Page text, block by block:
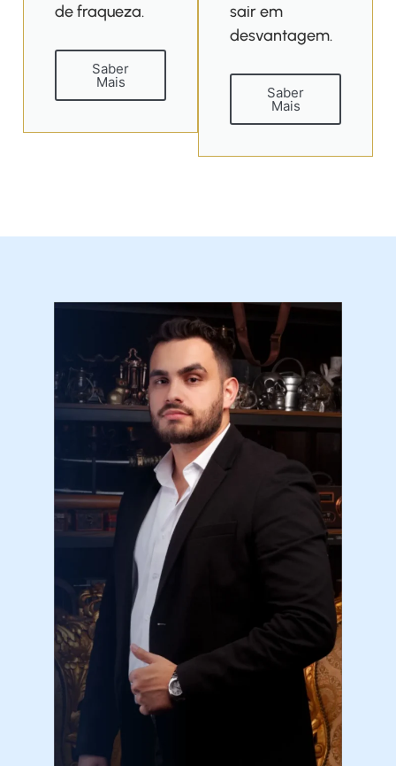
de fraqueza.
Saber
Mais
sair em
desvantagem.
Saber
Mais